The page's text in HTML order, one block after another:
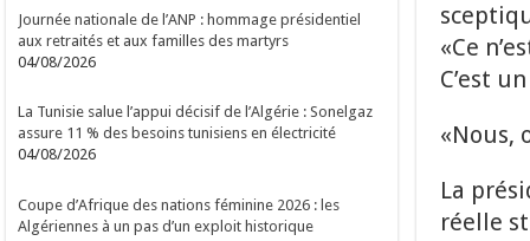
«Ce
C’est
«Nous,
La
réelle
Journée nationale de l’ANP : hommage présidentiel
aux retraités et aux familles des martyrs
04/08/2026
La Tunisie salue l’appui décisif de l’Algérie : Sonelgaz
assure 11 % des besoins tunisiens en électricité
04/08/2026
Coupe d’Afrique des nations féminine 2026 : les
Algériennes à un pas d’un exploit historique